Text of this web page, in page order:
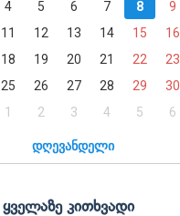
4 5 6 7 8
9
11 12 13 14 15
16
18 19 20 21 22
23
25 26 27 28 29
30
1 2 3 4 5 6
დღევანდელი
ყველაზე კითხვადი